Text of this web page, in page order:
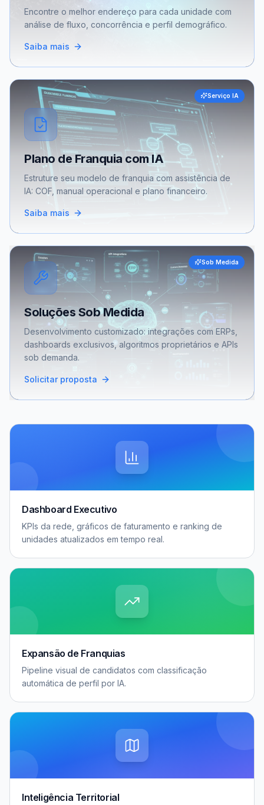
Encontre o melhor endereço para cada unidade com
análise de fluxo, concorrência e perfil demográfico.
Saiba mais
Serviço IA
Plano de Franquia com IA
Estruture seu modelo de franquia com assistência de
IA: COF, manual operacional e plano financeiro.
Saiba mais
Sob Medida
Soluções Sob Medida
Desenvolvimento customizado: integrações com ERPs,
dashboards exclusivos, algoritmos proprietários e APIs
sob demanda.
Solicitar proposta
Dashboard Executivo
KPIs da rede, gráficos de faturamento e ranking de
unidades atualizados em tempo real.
Expansão de Franquias
Pipeline visual de candidatos com classificação
automática de perfil por IA.
Inteligência Territorial